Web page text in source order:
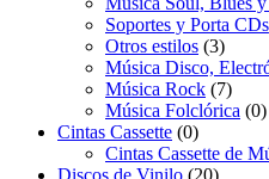
Soportes y Porta CDs
Otros estilos (3)
Música Disco,
Música Rock (7)
Música Folclórica (0)
Cintas Cassette (0)
Cintas Cassette de
Discos de Vinilo (20)